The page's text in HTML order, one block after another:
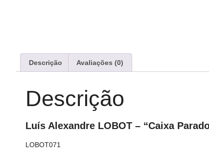
Descrição Avaliações (0)
Descrição
Luís Alexandre LOBOT – “Caixa
LOBOT071